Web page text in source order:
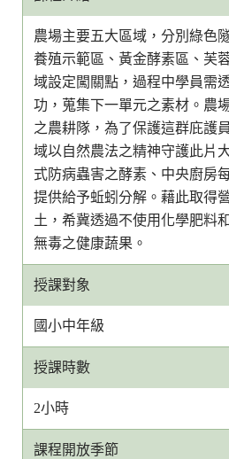
農場主要五大區域，分別綠色
養殖示範區、黃金酵素區、芙
域設定闖關點，過程中學員需
功，蒐集下一單元之素材。農
之農耕隊，為了保護這群庇護
域以自然農法之精神守護此片
式防病蟲害之酵素、中央廚房
提供給予蚯蚓分解。藉此取得
土，希冀透過不使用化學肥料
無毒之健康蔬果。
授課對象
國小中年級
授課時數
2小時
課程開放季節